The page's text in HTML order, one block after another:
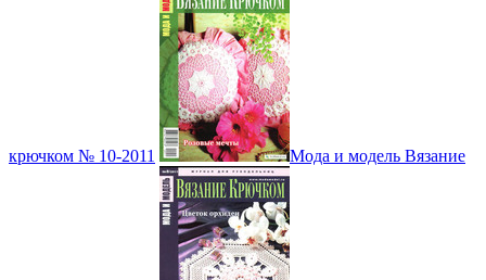
крючком № 10-2011 Мода и модель Вязание